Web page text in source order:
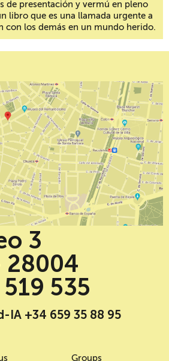
de presentación y vermú en pleno
libro que es una llamada urgente a
con los demás en un mundo herido.
3
28004
535
IA +34 659 35 88 95
Groups